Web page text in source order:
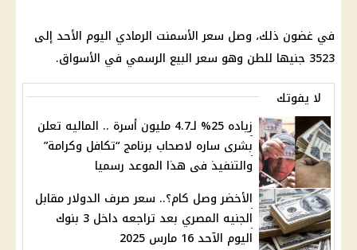
في غضون ذلك، وصل سعر الأسمنت الرمادي اليوم الأحد إلى
3523 جنيها للطن وهو سعر البيع الرسمي في الأسواق.
لا يفوتك
زياده 25% لـ4.7 مليون أسرة .. الماليه تعلن
بشرى ساره لاصحاب برنامج “تكافل وكرامة”
والتنفيذ فى هذا الموعد رسميا
الأخضر وصل كام؟.. سعر صرف الدولار مقابل
الجنيه المصري بعد تراجعه داخل 3 بنوك
اليوم الآحد 16 مارس 2025